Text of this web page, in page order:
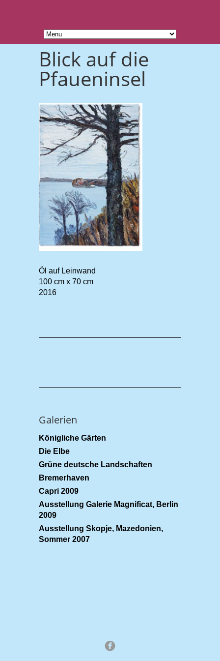
Blick auf die
Pfaueninsel
Öl auf Leinwand
100 cm x 70 cm
2016
Galerien
Königliche Gärten
Die Elbe
Grüne deutsche Landschaften
Bremerhaven
Capri 2009
Ausstellung Galerie Magnificat, Berlin
2009
Ausstellung Skopje, Mazedonien,
Sommer 2007